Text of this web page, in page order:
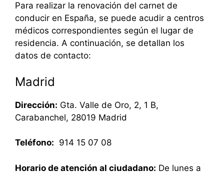
Para realizar la renovación del carnet de
conducir en España, se puede acudir a centros
médicos correspondientes según el lugar de
residencia. A continuación, se detallan los
datos de contacto:
Madrid
Dirección: Gta. Valle de Oro, 2, 1 B,
Carabanchel, 28019 Madrid
Teléfono: 914 15 07 08
Horario de atención al ciudadano: De lunes a